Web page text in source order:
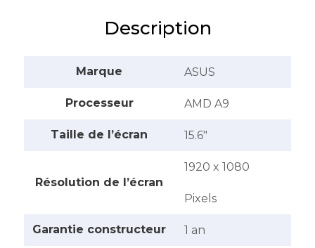
Description
Marque ASUS
Processeur AMD A9
Taille de l’écran 15.6″
Résolution de l’écran
1920 x 1080
Pixels
Garantie constructeur
1 an